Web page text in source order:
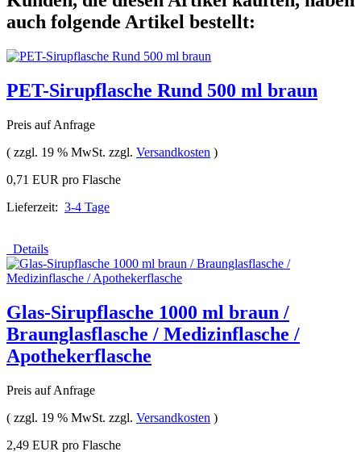
auch folgende Artikel bestellt:
PET-Sirupflasche Rund 500 ml braun
Preis auf Anfrage
( zzgl. 19 % MwSt. zzgl. Versandkosten )
0,71 EUR pro Flasche
Lieferzeit: 3-4 Tage
Details
Glas-Sirupflasche 1000 ml braun /
Braunglasflasche / Medizinflasche /
Apothekerflasche
Preis auf Anfrage
( zzgl. 19 % MwSt. zzgl. Versandkosten )
2,49 EUR pro Flasche